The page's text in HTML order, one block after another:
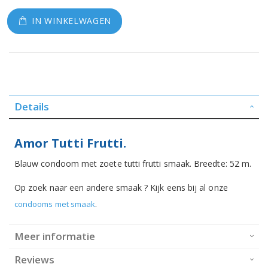
IN WINKELWAGEN
Details
Amor Tutti Frutti.
Blauw condoom met zoete tutti frutti smaak. Breedte: 52 m.
Op zoek naar een andere smaak ? Kijk eens bij al onze
condooms met smaak.
Meer informatie
Reviews